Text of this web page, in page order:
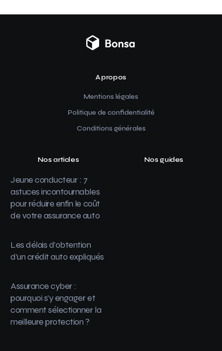
A propos
Mentions légales
Politique de confidentialité
Conditions générales
Nos articles
Jeune conducteur : 7
astuces incontournables
pour réduire enfin le coût
de votre assurance auto
Les délais d’obtention
d’un crédit auto expliqués
Assurance cyber :
pourquoi s’y engager et
comment sélectionner la
meilleure protection ?
Nos guides